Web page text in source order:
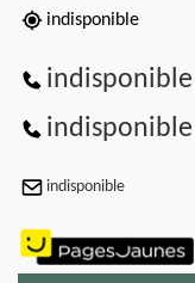
indisponible
indisponible
indisponible
indisponible